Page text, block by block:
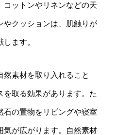
コットンやリネンなどの天
やクッションは、肌触りが
ます。
然素材を取り入れること
を取る効果があります。た
石の置物をリビングや寝室
気が広がります。自然素材